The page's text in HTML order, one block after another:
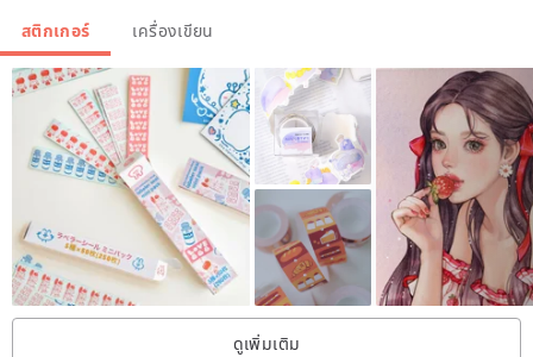
สติกเกอร์ เครื่องเขียน
ดูเพิ่มเติม